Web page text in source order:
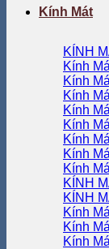
Kính Mát
KÍNH
Kính
Kính
Kính
Kính
Kính
Kính
Kính
Kính
KÍNH
KÍNH
Kính
Kính
Kính